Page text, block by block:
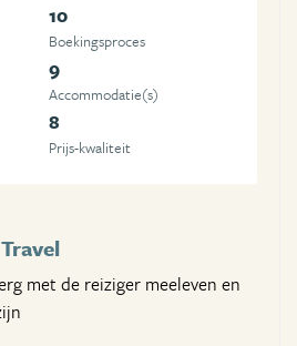
10
Boekingsproces
9
Accommodatie(s)
8
Prijs-kwaliteit
met de reiziger meeleven en